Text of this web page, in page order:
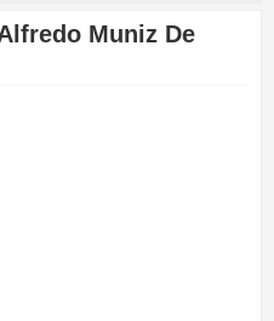
Muniz De